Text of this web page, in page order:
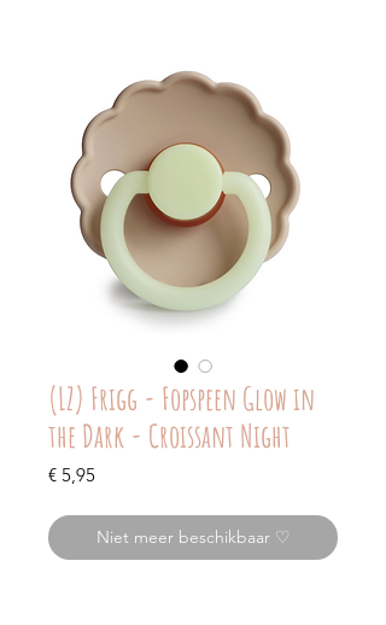
(LZ) Frigg - Fopspeen Glow in
the Dark - Croissant Night
€ 5,95Prijs
Niet meer beschikbaar ♡